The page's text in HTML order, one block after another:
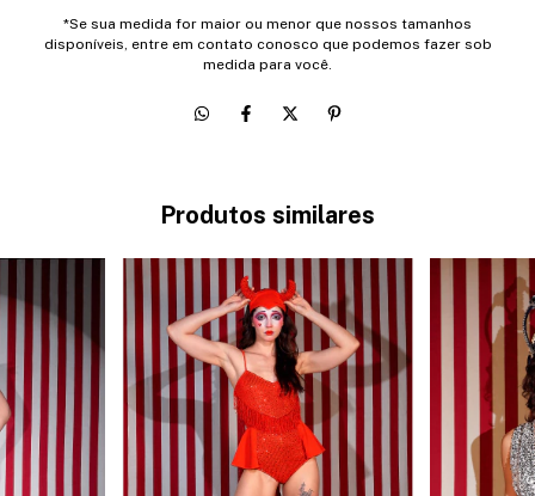
*Se sua medida for maior ou menor que nossos tamanhos
disponíveis, entre em contato conosco que podemos fazer sob
medida para você.
Produtos similares